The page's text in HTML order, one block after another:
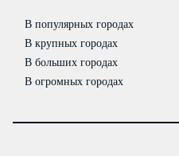
В популярных городах
В крупных городах
В больших городах
В огромных городах